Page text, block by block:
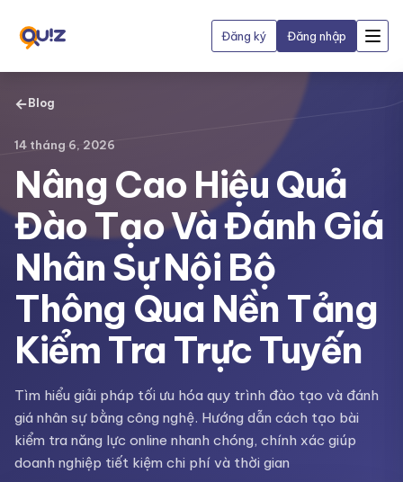
Đăng ký Đăng nhập
← Blog
14 tháng 6, 2026
Nâng Cao Hiệu Quả
Đào Tạo Và Đánh Giá
Nhân Sự Nội Bộ
Thông Qua Nền Tảng
Kiểm Tra Trực Tuyến
Tìm hiểu giải pháp tối ưu hóa quy trình đào tạo và đánh
giá nhân sự bằng công nghệ. Hướng dẫn cách tạo bài
kiểm tra năng lực online nhanh chóng, chính xác giúp
doanh nghiệp tiết kiệm chi phí và thời gian